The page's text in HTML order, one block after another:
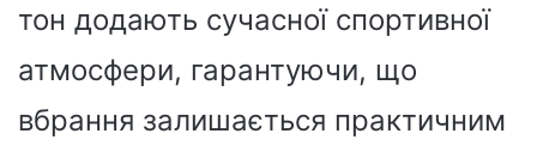
тон додають сучасної спортивної
атмосфери, гарантуючи, що
вбрання залишається практичним